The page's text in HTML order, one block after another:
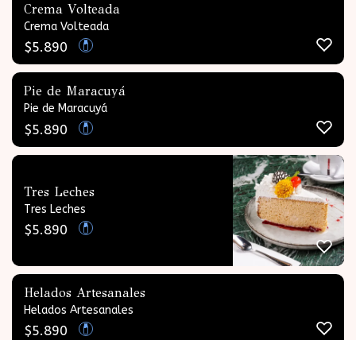
Crema Volteada
Crema Volteada
$5.890
Pie de Maracuyá
Pie de Maracuyá
$5.890
Tres Leches
Tres Leches
$5.890
Helados Artesanales
Helados Artesanales
$5.890